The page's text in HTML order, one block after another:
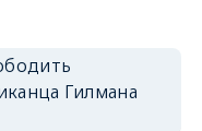
Гилмана